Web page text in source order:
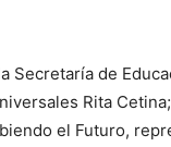
Secretaría de
Rita
el Futuro,